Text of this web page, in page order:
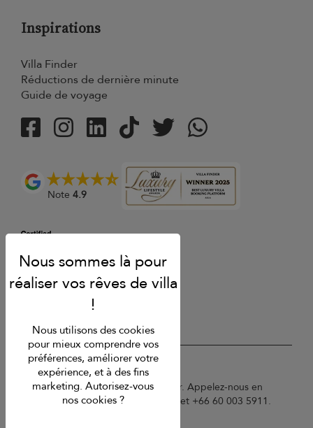
Inspirations
Villa Finder
Réductions de dernière minute
Guide de voyage
Note 4.9
USD $ fr Français
Copyright © 2026 Samui Villa Finder. Appelez-nous en
France au 01 78 90 04 96 ou à Phuket +66 60 003 5911.
Nous utilisons des cookies
pour mieux comprendre vos
préférences, améliorer votre
expérience, et à des fins
marketing. Autorisez-vous
nos cookies ?